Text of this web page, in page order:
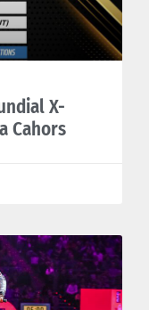
X-
Cahors